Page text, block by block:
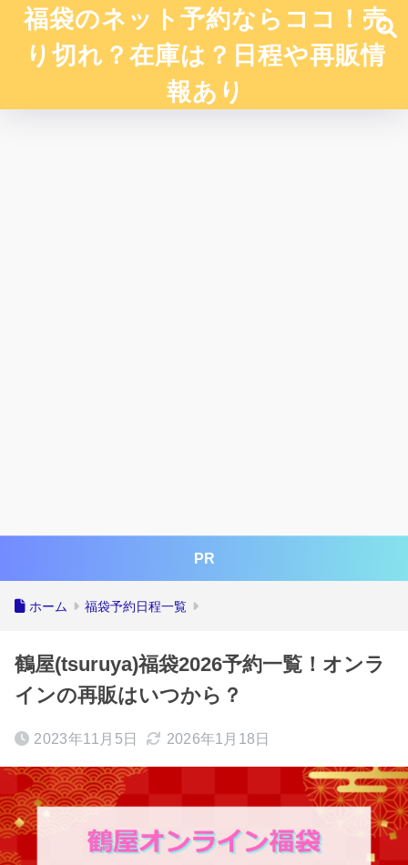
福袋のネット予約ならココ！売
り切れ？在庫は？日程や再販情
報あり
PR
ホーム 福袋予約日程一覧
鶴屋(tsuruya)福袋2026予約一覧！オンラ
インの再販はいつから？
2023年11月5日 2026年1月18日